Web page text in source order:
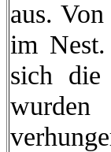
aus.
im
sich
wurden